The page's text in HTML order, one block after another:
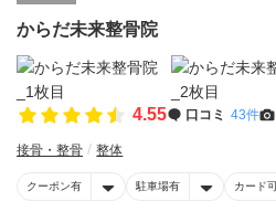
からだ未来整骨院
4.55 口コミ 43件
接骨・整骨 整体
クーポン有 駐車場有 カード